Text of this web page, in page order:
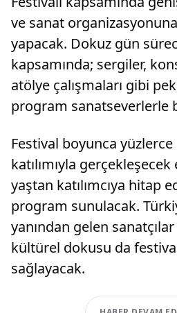
ve sanat
yapacak. Dokuz gün
kapsamında; sergiler,
atölye çalışmaları gibi
program sanatseverlerle
Festival boyunca yüzlerce
katılımıyla
yaştan katılımcıya hitap
program sunulacak.
yanından gelen
kültürel dokusu da
sağlayacak.